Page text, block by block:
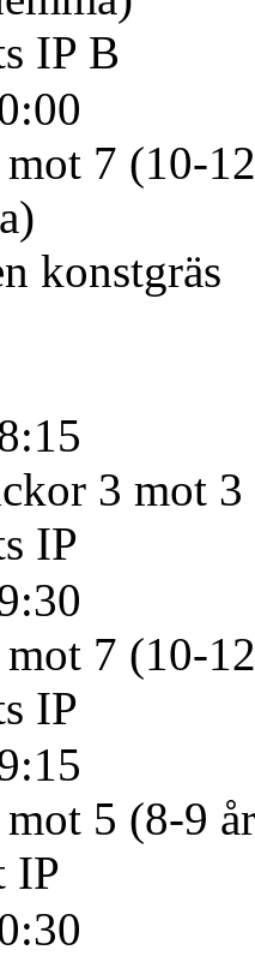
IP B
7 (10-
konstgräs
3 mot 3
IP
7 (10-
IP
5 (8-9
IP